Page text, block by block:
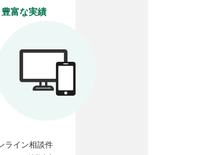
豊富な実績
ライン相談件